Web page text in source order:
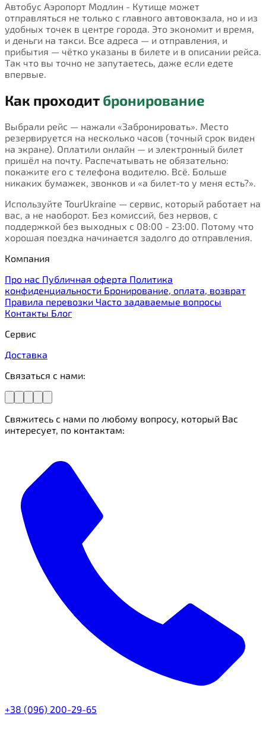
Автобус Аэропорт Модлин - Кутище может
отправляться не только с главного автовокзала, но и из
удобных точек в центре города. Это экономит и время,
и деньги на такси. Все адреса — и отправления, и
прибытия — чётко указаны в билете и в описании рейса.
Так что вы точно не запутаетесь, даже если едете
впервые.
Как проходит бронирование
Выбрали рейс — нажали «Забронировать». Место
резервируется на несколько часов (точный срок виден
на экране). Оплатили онлайн — и электронный билет
пришёл на почту. Распечатывать не обязательно:
покажите его с телефона водителю. Всё. Больше
никаких бумажек, звонков и «а билет-то у меня есть?».
Используйте TourUkraine — сервис, который работает на
вас, а не наоборот. Без комиссий, без нервов, с
поддержкой без выходных с 08:00 - 23:00. Потому что
хорошая поездка начинается задолго до отправления.
Компания
Про нас Публичная оферта Политика
конфиденциальности Бронирование, оплата, возврат
Правила перевозки Часто задаваемые вопросы
Контакты Блог
Сервис
Доставка
Связаться с нами:
Свяжитесь с нами по любому вопросу, который Вас
интересует, по контактам:
+38 (096) 200-29-65